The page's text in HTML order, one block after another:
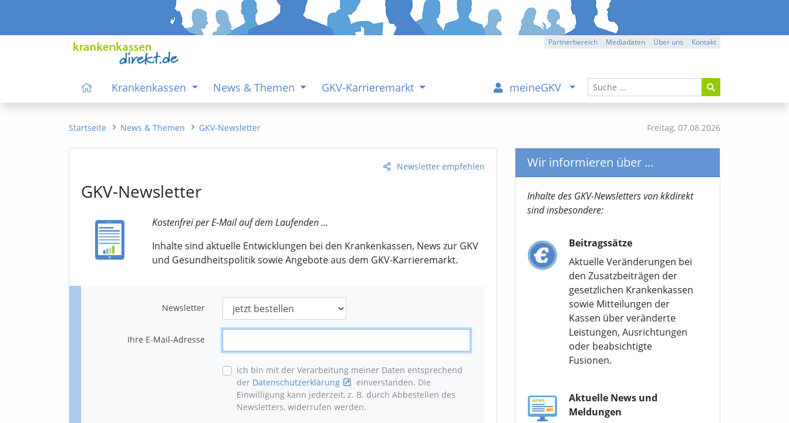
Partnerbereich Mediadaten Über uns Kontakt
Krankenkassen News & Themen GKV-Karrieremarkt meineGKV
Freitag, 07.08.2026
Startseite News & Themen GKV-Newsletter
Newsletter empfehlen
GKV-Newsletter
Kostenfrei per E-Mail auf dem Laufenden ...
Inhalte sind aktuelle Entwicklungen bei den Krankenkassen, News zur GKV
und Gesundheitspolitik sowie Angebote aus dem GKV-Karrieremarkt.
Newsletter
Ihre E-Mail-Adresse
Ich bin mit der Verarbeitung meiner Daten entsprechend
der Datenschutzerklärung
einverstanden. Die
Einwilligung kann jederzeit, z. B. durch Abbestellen des
Newsletters, widerrufen werden.
Wir informieren über ...
Inhalte des GKV-Newsletters von kkdirekt
sind insbesondere:
Beitragssätze
Aktuelle Veränderungen bei
den Zusatzbeiträgen der
gesetzlichen Krankenkassen
sowie Mitteilungen der
Kassen über veränderte
Leistungen, Ausrichtungen
oder beabsichtigte
Fusionen.
Aktuelle News und
Meldungen